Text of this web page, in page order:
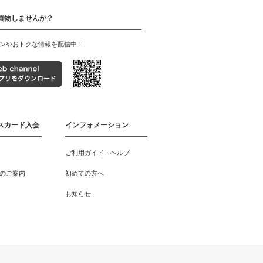
物しませんか？
やおトクな情報を配信中！
カード入会
ご案内
インフォメーション
ご利用ガイド・ヘルプ
初めての方へ
お知らせ